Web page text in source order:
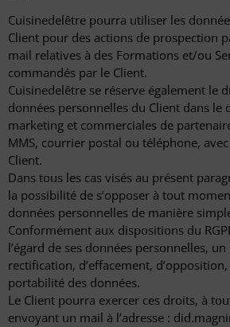
Cuisinedelêtre pourra utiliser les
Client pour des actions de prospection
mail relatives à des Formations et/ou
commandés par le Client.
Cuisinedelêtre se réserve également le
données personnelles du Client dans le
marketing et commerciales de
MMS, courrier postal ou téléphone,
Client.
Dans tous les cas visés au présent
la possibilité de s’opposer à tout
données personnelles de manière
Conformément aux dispositions du
l’égard de ses données personnelles, un
rectification, d’effacement,
portabilité des données.
Le Client pourra exercer ces droits, à
envoyant un mail à l’adresse :